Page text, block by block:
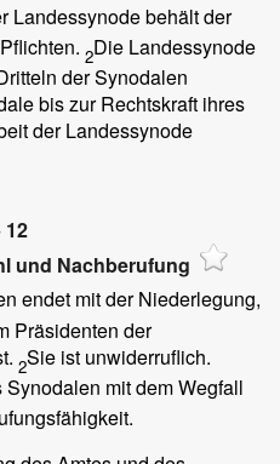
Landessynode behält der
2Die Landessynode
der Synodalen
bis zur Rechtskraft ihres
der Landessynode
12
und Nachberufung
endet mit der Niederlegung,
Präsidenten der
2Sie ist unwiderruflich.
mit dem Wegfall